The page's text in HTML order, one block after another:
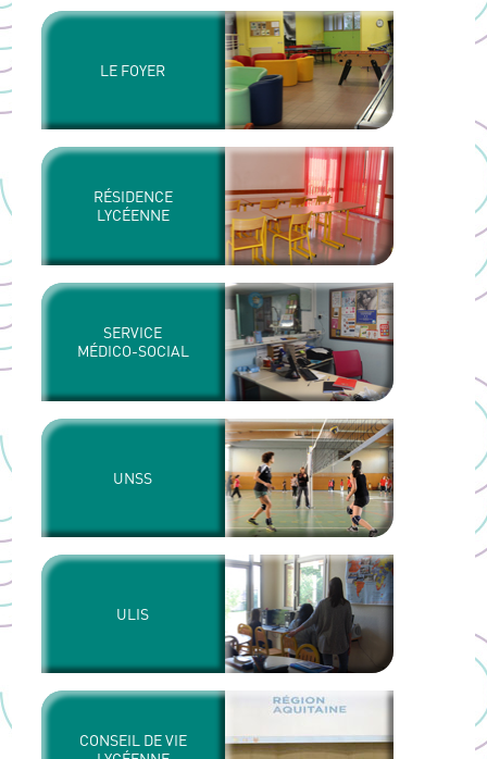
LE FOYER
RÉSIDENCE
LYCÉENNE
SERVICE
MÉDICO-SOCIAL
UNSS
ULIS
CONSEIL DE VIE